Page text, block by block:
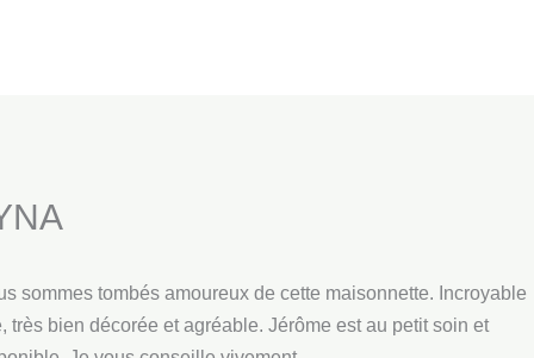
sommes tombés amoureux de cette maisonnette. Incroyable
très bien décorée et agréable. Jérôme est au petit soin et